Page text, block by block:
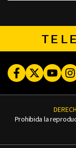
FacebookTwitter
Prohibida la